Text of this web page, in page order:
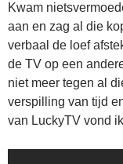
Kwam
aan en zag al die
verbaal de loef
de TV op een
niet meer tegen al
verspilling van tijd
van LuckyTV vond